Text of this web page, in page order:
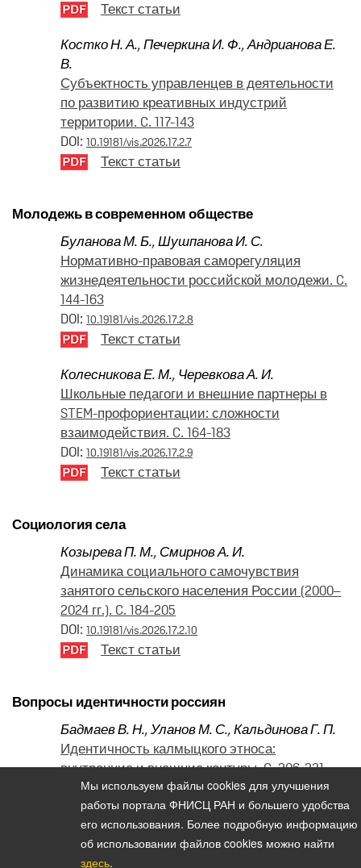
Текст статьи
Костко Н. А.,Печеркина И. Ф.,Андрианова Е.
В.
Субъектность управленцев в деятельности
по развитию креативных индустрий
территории. C. 117-143
DOI: 10.19181/vis.2026.17.2.7
Текст статьи
Молодежь в современном обществе
Буланова М. Б.,Шушпанова И. С.
Нормативно-правовая саморегуляция
жизнедеятельности российской молодежи. C.
144-163
DOI: 10.19181/vis.2026.17.2.8
Текст статьи
Колесникова Е. М., Черевкова А. И.
Школьные педагоги и внешние партнеры в
STEM-профориентации: сложности
взаимодействия. C. 164-183
DOI: 10.19181/vis.2026.17.2.9
Текст статьи
Социология села
Козырева П. М., Смирнов А. И.
Динамика социального самочувствия
занятого сельского населения России (2000–
2024 гг.). C. 184-205
DOI: 10.19181/vis.2026.17.2.10
Текст статьи
Вопросы идентичности россиян
Бадмаев В. Н.,Уланов М. С.,Кальдинова Г. П.
Идентичность калмыцкого этноса:
внутренние и внешние контуры. C. 206-221
DOI:10.19181/vis.2026.17.2.11
Текст статьи
Мы используем файлы cookies для улучшения
работы портала ФНИСЦ РАН и большего удобства
его использования. Более подробную информацию
об использовании файлов cookies можно найти
здесь.